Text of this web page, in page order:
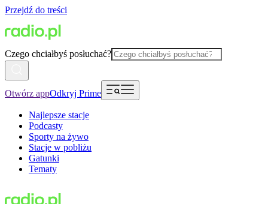
Przejdź do treści
Czego chciałbyś posłuchać?
Otwórz appOdkryj Prime
Najlepsze stacje
Podcasty
Sporty na żywo
Stacje w pobliżu
Gatunki
Tematy